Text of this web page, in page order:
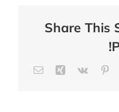
Share This
Tumblr
Pinterest
Vk
Xing
Email